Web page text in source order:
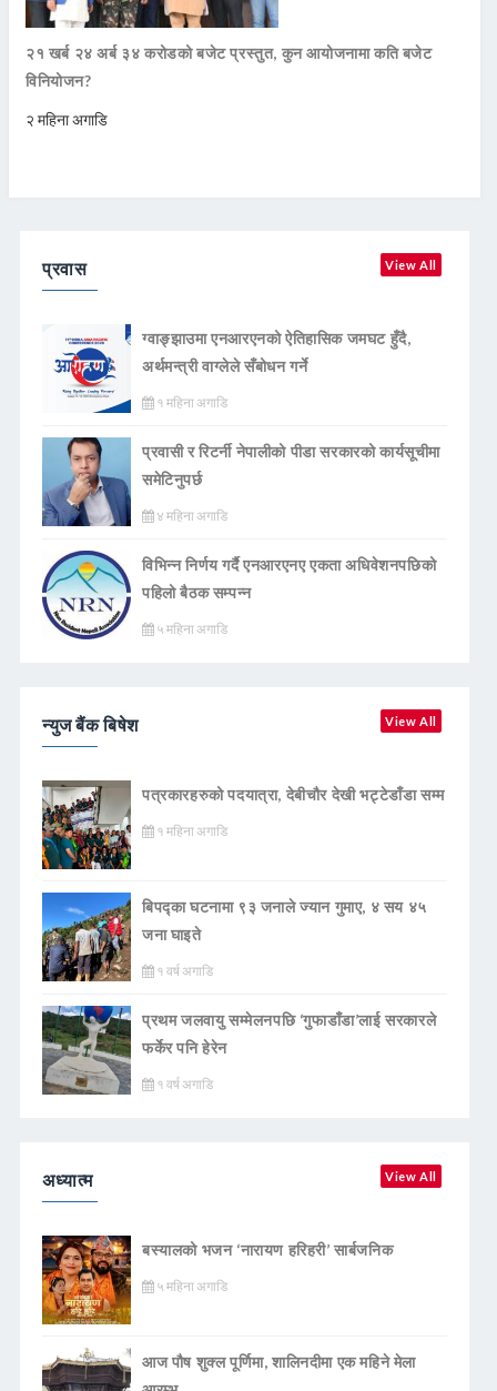
२१ खर्ब २४ अर्ब ३४ करोडको बजेट प्रस्तुत, कुन आयोजनामा कति बजेट
विनियोजन?
२ महिना अगाडि
प्रवास View All
ग्वाङ्झाउमा एनआरएनको ऐतिहासिक जमघट हुँदै,
अर्थमन्त्री वाग्लेले सँबोधन गर्ने
१ महिना अगाडि
प्रवासी र रिटर्नी नेपालीको पीडा सरकारको कार्यसूचीमा
समेटिनुपर्छ
४ महिना अगाडि
विभिन्न निर्णय गर्दै एनआरएनए एकता अधिवेशनपछिको
पहिलो बैठक सम्पन्न
५ महिना अगाडि
न्युज बैंक बिषेश View All
पत्रकारहरुको पदयात्रा, देबीचौर देखी भट्टेडाँडा सम्म
१ महिना अगाडि
बिपद्का घटनामा ९३ जनाले ज्यान गुमाए, ४ सय ४५
जना घाइते
१ वर्ष अगाडि
प्रथम जलवायु सम्मेलनपछि ‘गुफाडाँडा’लाई सरकारले
फर्केर पनि हेरेन
१ वर्ष अगाडि
अध्यात्म View All
बस्यालको भजन ‘नारायण हरिहरी’ सार्बजनिक
५ महिना अगाडि
आज पौष शुक्ल पूर्णिमा, शालिनदीमा एक महिने मेला